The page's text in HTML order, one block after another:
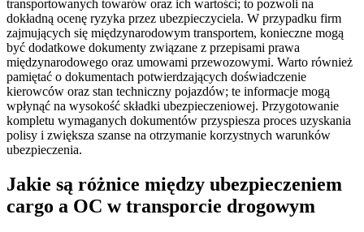
transportowanych towarów oraz ich wartości; to pozwoli na
dokładną ocenę ryzyka przez ubezpieczyciela. W przypadku firm
zajmujących się międzynarodowym transportem, konieczne mogą
być dodatkowe dokumenty związane z przepisami prawa
międzynarodowego oraz umowami przewozowymi. Warto również
pamiętać o dokumentach potwierdzających doświadczenie
kierowców oraz stan techniczny pojazdów; te informacje mogą
wpłynąć na wysokość składki ubezpieczeniowej. Przygotowanie
kompletu wymaganych dokumentów przyspiesza proces uzyskania
polisy i zwiększa szanse na otrzymanie korzystnych warunków
ubezpieczenia.
Jakie są różnice między ubezpieczeniem
cargo a OC w transporcie drogowym